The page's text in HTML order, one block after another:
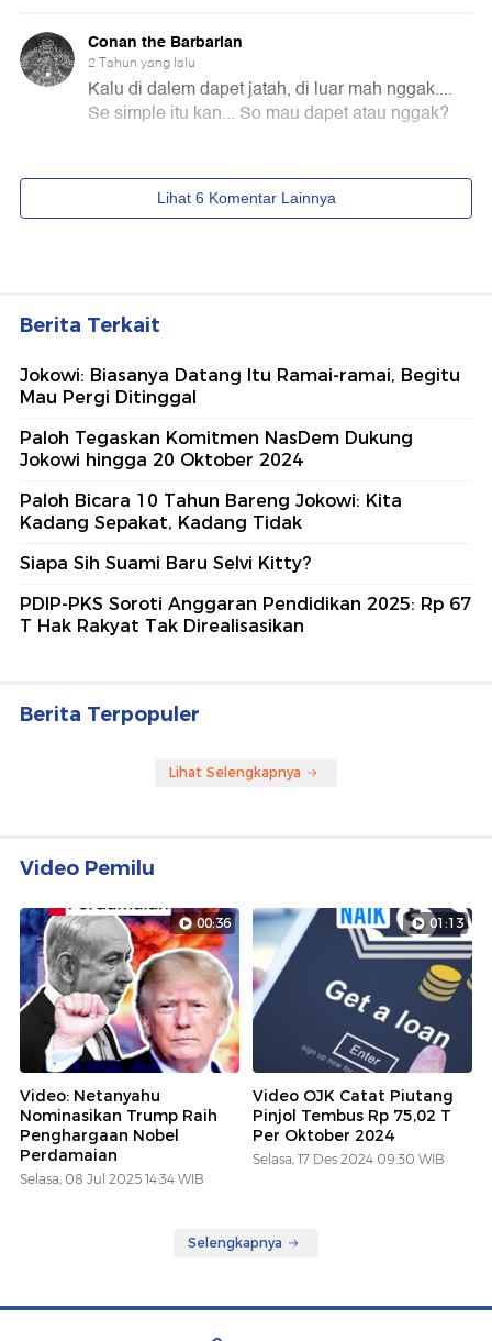
Berita Terkait
Jokowi: Biasanya Datang Itu Ramai-ramai, Begitu
Mau Pergi Ditinggal
Paloh Tegaskan Komitmen NasDem Dukung
Jokowi hingga 20 Oktober 2024
Paloh Bicara 10 Tahun Bareng Jokowi: Kita
Kadang Sepakat, Kadang Tidak
Siapa Sih Suami Baru Selvi Kitty?
PDIP-PKS Soroti Anggaran Pendidikan 2025: Rp 67
T Hak Rakyat Tak Direalisasikan
Berita Terpopuler
Lihat Selengkapnya
Video Pemilu
00:36
Video: Netanyahu
Nominasikan Trump Raih
Penghargaan Nobel
Perdamaian
Selasa, 08 Jul 2025 14:34 WIB
01:13
Video OJK Catat Piutang
Pinjol Tembus Rp 75,02 T
Per Oktober 2024
Selasa, 17 Des 2024 09:30 WIB
Selengkapnya